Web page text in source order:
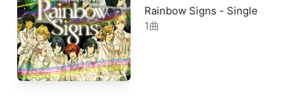
Rainbow Signs - Single
1曲